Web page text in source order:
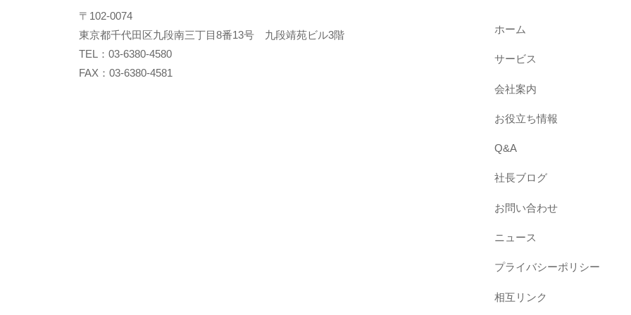
〒102-0074
東京都千代田区九段南三丁目8番13号 九段靖苑ビル3階
TEL：03-6380-4580
FAX：03-6380-4581
ホーム
サービス
会社案内
お役立ち情報
Q&A
社長ブログ
お問い合わせ
ニュース
プライバシーポリシー
相互リンク